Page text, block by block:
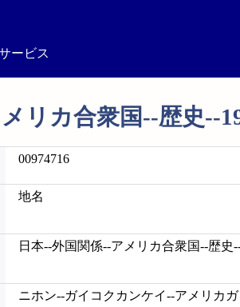
ービス
リカ合衆国--歴史--
00974716
地名
日本--外国関係--アメリカ合衆国--歴史
ニホン--ガイコクカンケイ--アメリカ